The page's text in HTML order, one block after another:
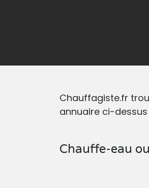
Chauffagiste.fr
annuaire ci-
Chauffe-eau